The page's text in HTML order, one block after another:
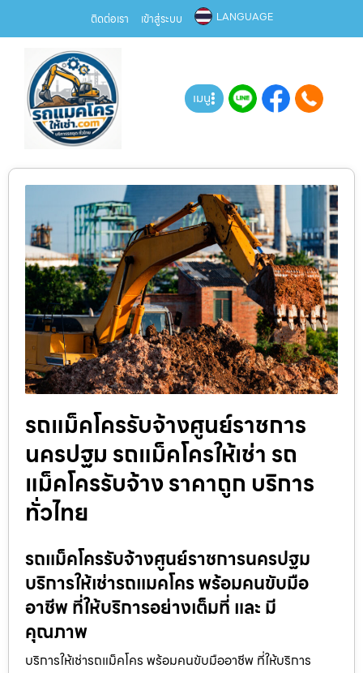
ติดต่อเรา เข้าสู่ระบบ LANGUAGE
เมนู
รถแม็คโครรับจ้างศูนย์ราชการ
นครปฐม รถแม็คโครให้เช่า รถ
แม็คโครรับจ้าง ราคาถูก บริการ
ทั่วไทย
รถแม็คโครรับจ้างศูนย์ราชการนครปฐม
บริการให้เช่ารถแมคโคร พร้อมคนขับมือ
อาชีพ ที่ให้บริการอย่างเต็มที่ และ มี
คุณภาพ
บริการให้เช่ารถแม็คโคร พร้อมคนขับมืออาชีพ ที่ให้บริการ